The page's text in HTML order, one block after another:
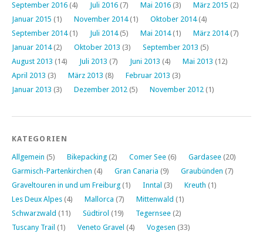
September 2016 (4) Juli 2016 (7) Mai 2016 (3) März 2015 (2)
Januar 2015 (1) November 2014(1) Oktober 2014(4)
September 2014(1) Juli 2014(5) Mai 2014(1) März 2014(7)
Januar 2014(2) Oktober 2013 (3) September 2013 (5)
August 2013 (14) Juli 2013 (7) Juni 2013 (4) Mai 2013 (12)
April 2013 (3) März 2013 (8) Februar 2013 (3)
Januar 2013 (3) Dezember 2012 (5) November 2012 (1)
KATEGORIEN
Allgemein (5) Bikepacking (2) Comer See (6) Gardasee (20)
Garmisch-Partenkirchen (4) Gran Canaria (9) Graubünden (7)
Graveltouren in und um Freiburg (1) Inntal (3) Kreuth (1)
Les Deux Alpes (4) Mallorca (7) Mittenwald (1)
Schwarzwald (11) Südtirol (19) Tegernsee (2)
Tuscany Trail (1) Veneto Gravel (4) Vogesen (33)